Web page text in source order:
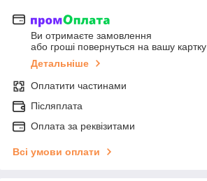
Ви отримаєте замовлення
або гроші повернуться на вашу картку
Детальніше
Оплатити частинами
Післяплата
Оплата за реквізитами
Всі умови оплати